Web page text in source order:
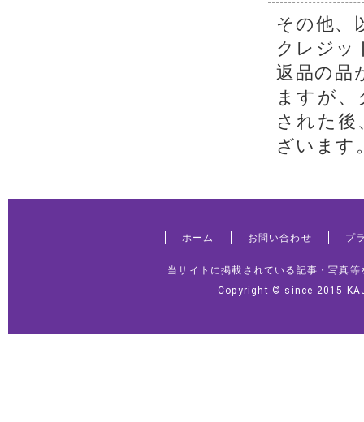
その他、
クレジッ
返品の品
ますが
された
ざいます
ホーム お問い合わせ プ
当サイトに掲載されている記事・写真
Copyright © since 2015